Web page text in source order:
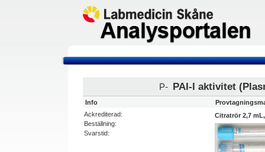
P- PAI-I aktivitet
Info
Ackrediterad:
Beställning:
Svarstid:
Citratrör 2,7